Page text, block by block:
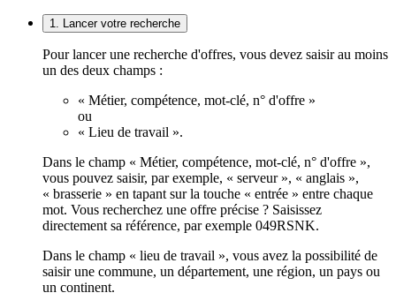
1. Lancer votre recherche
Pour lancer une recherche d'offres, vous devez saisir au moins
un des deux champs :
« Métier, compétence, mot-clé, n° d'offre »
ou
« Lieu de travail ».
Dans le champ « Métier, compétence, mot-clé, n° d'offre »,
vous pouvez saisir, par exemple, « serveur », « anglais »,
« brasserie » en tapant sur la touche « entrée » entre chaque
mot. Vous recherchez une offre précise ? Saisissez
directement sa référence, par exemple 049RSNK.
Dans le champ « lieu de travail », vous avez la possibilité de
saisir une commune, un département, une région, un pays ou
un continent.